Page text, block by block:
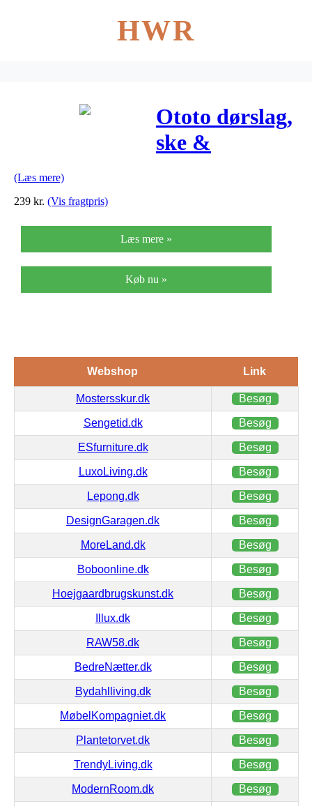
HWR
Ototo dørslag,
ske &
(Læs mere)
239 kr. (Vis fragtpris)
Læs mere »
Køb nu »
Webshop Link
Mostersskur.dk Besøg
Sengetid.dk Besøg
ESfurniture.dk Besøg
LuxoLiving.dk Besøg
Lepong.dk Besøg
DesignGaragen.dk Besøg
MoreLand.dk Besøg
Boboonline.dk Besøg
Hoejgaardbrugskunst.dk Besøg
Illux.dk Besøg
RAW58.dk Besøg
BedreNætter.dk Besøg
Bydahlliving.dk Besøg
MøbelKompagniet.dk Besøg
Plantetorvet.dk Besøg
TrendyLiving.dk Besøg
ModernRoom.dk Besøg